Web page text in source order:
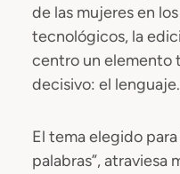
de las mujeres en
tecnológicos, la
centro un elemento
decisivo: el lenguaje.
El tema elegido
palabras”, atraviesa